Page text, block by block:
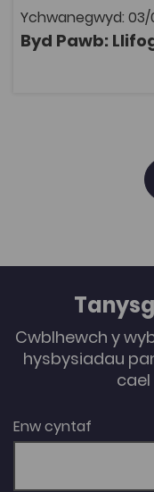
Ychwanegwyd:
Byd Pawb:
cyfrif Coleg
modd ymaelodi ar
Cenedlaethol i
Cwblhewch y
hysbysiadau
Enw cyntaf